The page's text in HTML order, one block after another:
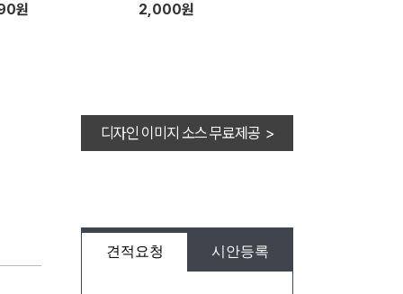
원 2,000원
디자인 이미지 소스 무료제공 >
견적요청 시안등록